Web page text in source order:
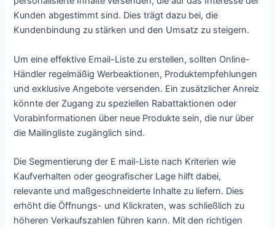
Kunden abgestimmt sind. Dies trägt dazu bei, die
Kundenbindung zu stärken und den Umsatz zu steigern.
Um eine effektive Email-Liste zu erstellen, sollten Online-
Händler regelmäßig Werbeaktionen, Produktempfehlungen
und exklusive Angebote versenden. Ein zusätzlicher Anreiz
könnte der Zugang zu speziellen Rabattaktionen oder
Vorabinformationen über neue Produkte sein, die nur über
die Mailingliste zugänglich sind.
Die Segmentierung der E mail-Liste nach Kriterien wie
Kaufverhalten oder geografischer Lage hilft dabei,
relevante und maßgeschneiderte Inhalte zu liefern. Dies
erhöht die Öffnungs- und Klickraten, was schließlich zu
höheren Verkaufszahlen führen kann. Mit den richtigen